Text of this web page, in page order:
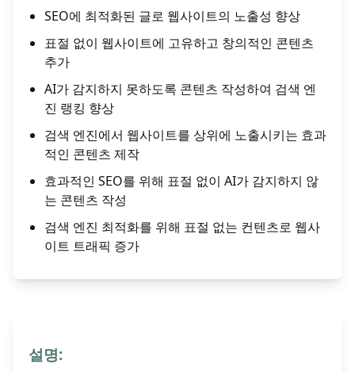
SEO에 최적화된 글로 웹사이트의 노출성 향상
표절 없이 웹사이트에 고유하고 창의적인 콘텐츠
추가
AI가 감지하지 못하도록 콘텐츠 작성하여 검색 엔
진 랭킹 향상
검색 엔진에서 웹사이트를 상위에 노출시키는 효과
적인 콘텐츠 제작
효과적인 SEO를 위해 표절 없이 AI가 감지하지 않
는 콘텐츠 작성
검색 엔진 최적화를 위해 표절 없는 컨텐츠로 웹사
이트 트래픽 증가
설명: